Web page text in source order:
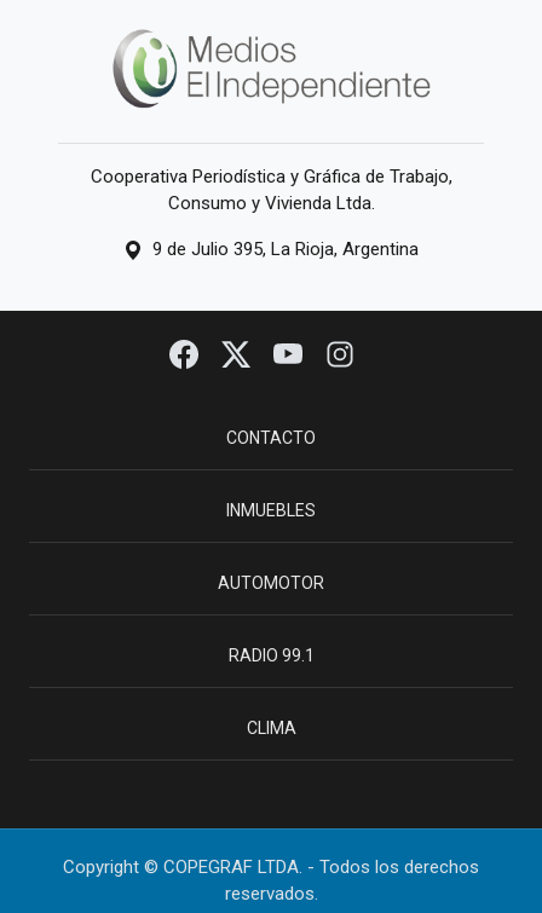
Cooperativa Periodística y Gráfica de Trabajo,
Consumo y Vivienda Ltda.
9 de Julio 395, La Rioja, Argentina
CONTACTO
INMUEBLES
AUTOMOTOR
RADIO 99.1
CLIMA
Copyright © COPEGRAF LTDA. - Todos los derechos
reservados.